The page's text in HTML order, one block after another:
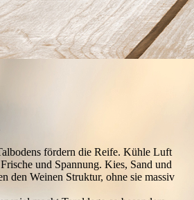
fördern die Reife. Kühle Luft
und Spannung. Kies, Sand und
den Weinen Struktur, ohne sie massiv